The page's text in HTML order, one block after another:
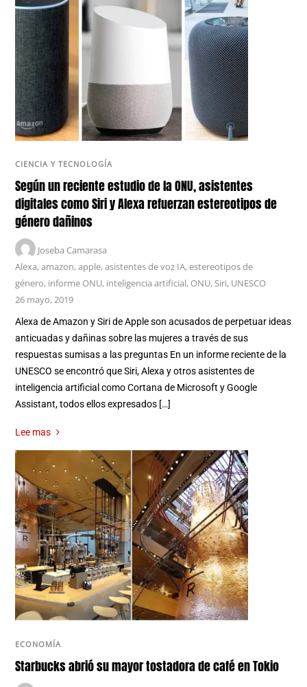
CIENCIA Y TECNOLOGÍA
Según un reciente estudio de la ONU, asistentes
digitales como Siri y Alexa refuerzan estereotipos de
género dañinos
Joseba Camarasa
Alexa,amazon,apple,asistentes de voz IA,estereotipos de
género, informe ONU, inteligencia artificial, ONU,Siri, UNESCO
26 mayo, 2019
Alexa de Amazon y Siri de Apple son acusados de perpetuar ideas
anticuadas y dañinas sobre las mujeres a través de sus
respuestas sumisas a las preguntas En un informe reciente de la
UNESCO se encontró que Siri, Alexa y otros asistentes de
inteligencia artificial como Cortana de Microsoft y Google
Assistant, todos ellos expresados […]
Lee mas
ECONOMÍA
Starbucks abrió su mayor tostadora de café en Tokio